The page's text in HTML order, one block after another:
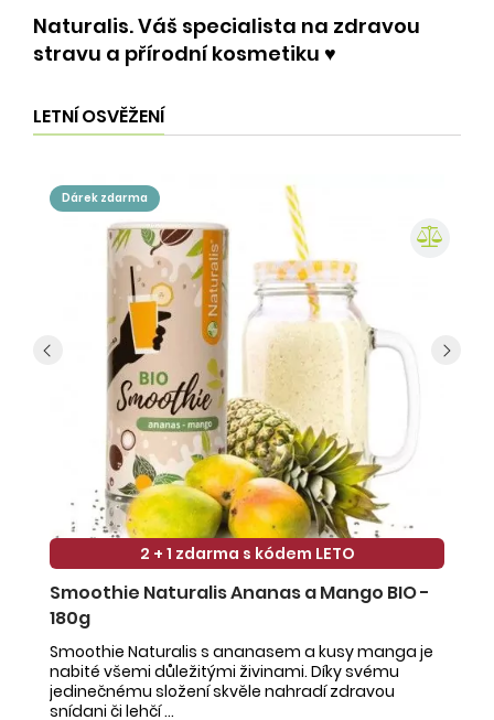
Naturalis. Váš specialista na zdravou
stravu a přírodní kosmetiku ♥️
LETNÍ OSVĚŽENÍ
dárek zdarma
2 + 1 zdarma s kódem LETO
Smoothie Naturalis Ananas a Mango BIO -
180g
Smoothie Naturalis s ananasem a kusy manga je
nabité všemi důležitými živinami. Díky svému
jedinečnému složení skvěle nahradí zdravou
snídani či lehčí ...